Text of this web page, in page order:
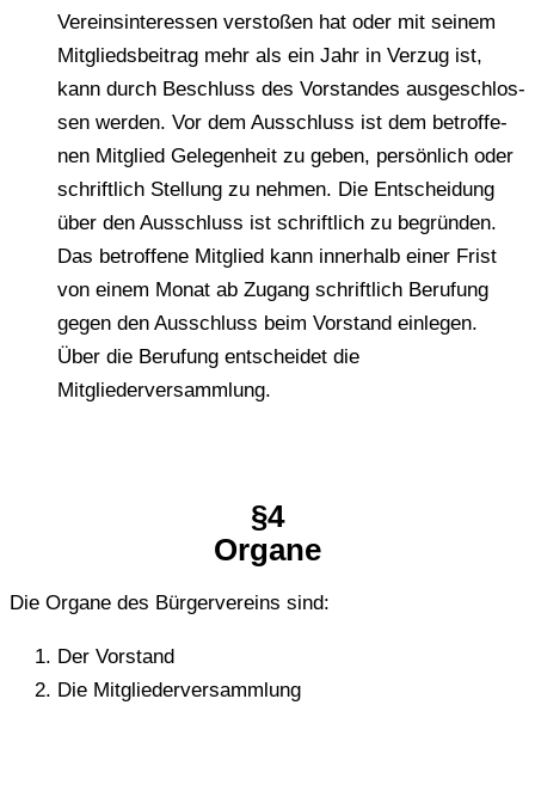
Ver­eins­in­ter­es­sen ver­sto­ßen hat oder mit seinem
Mit­glieds­bei­trag mehr als ein Jahr in Verzug ist,
kann durch Beschluss des Vor­stan­des aus­ge­schlos­
sen werden. Vor dem Aus­schluss ist dem betrof­fe­
nen Mit­glied Gele­gen­heit zu geben, per­sön­lich oder
schrift­lich Stel­lung zu nehmen. Die Ent­schei­dung
über den Aus­schluss ist schrift­lich zu begrün­den.
Das betrof­fe­ne Mit­glied kann inner­halb einer Frist
von einem Monat ab Zugang schrift­lich Beru­fung
gegen den Aus­schluss beim Vor­stand ein­le­gen.
Über die Beru­fung ent­schei­det die
Mitgliederversammlung.
§4
Organe
Die Organe des Bür­ger­ver­eins sind:
Der Vor­stand
Die Mit­glie­der­ver­samm­lung